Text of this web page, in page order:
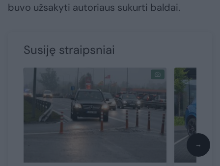
buvo užsakyti autoriaus sukurti baldai.
Susiję straipsniai
→